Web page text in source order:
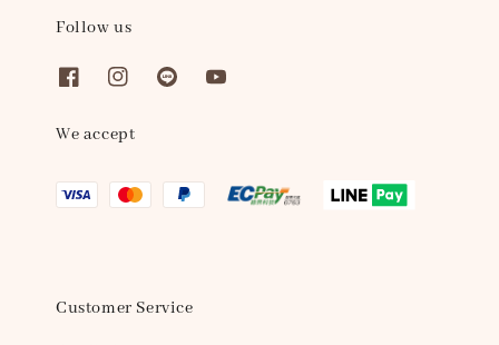
Follow us
We accept
Customer Service